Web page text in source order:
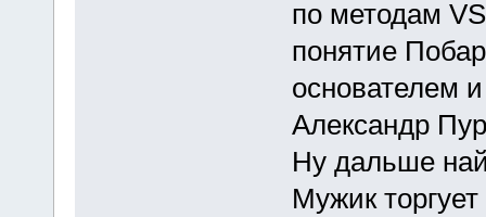
по методам
понятие
основателем
Александр
Ну дальше
Мужик